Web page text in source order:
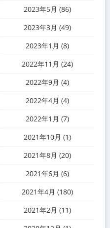
2023年5月 (86)
2023年3月 (49)
2023年1月 (8)
2022年11月 (24)
2022年9月 (4)
2022年4月 (4)
2022年1月 (7)
2021年10月 (1)
2021年8月 (20)
2021年6月 (6)
2021年4月 (180)
2021年2月 (11)